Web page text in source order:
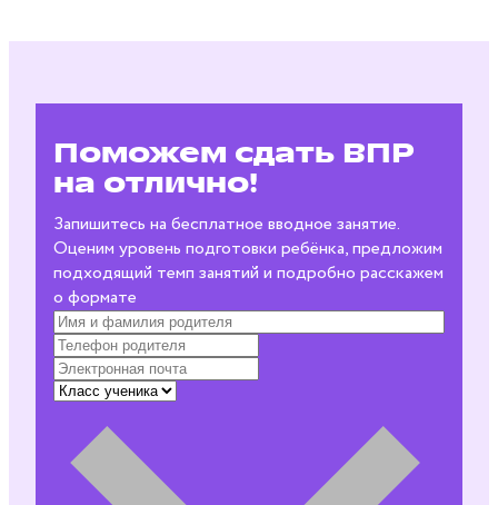
Поможем сдать ВПР
на отлично!
Запишитесь на бесплатное вводное занятие.
Оценим уровень подготовки ребёнка, предложим
подходящий темп занятий и подробно расскажем
о формате